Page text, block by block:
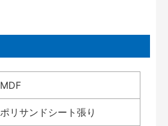
MDF
ポリサンドシート張り